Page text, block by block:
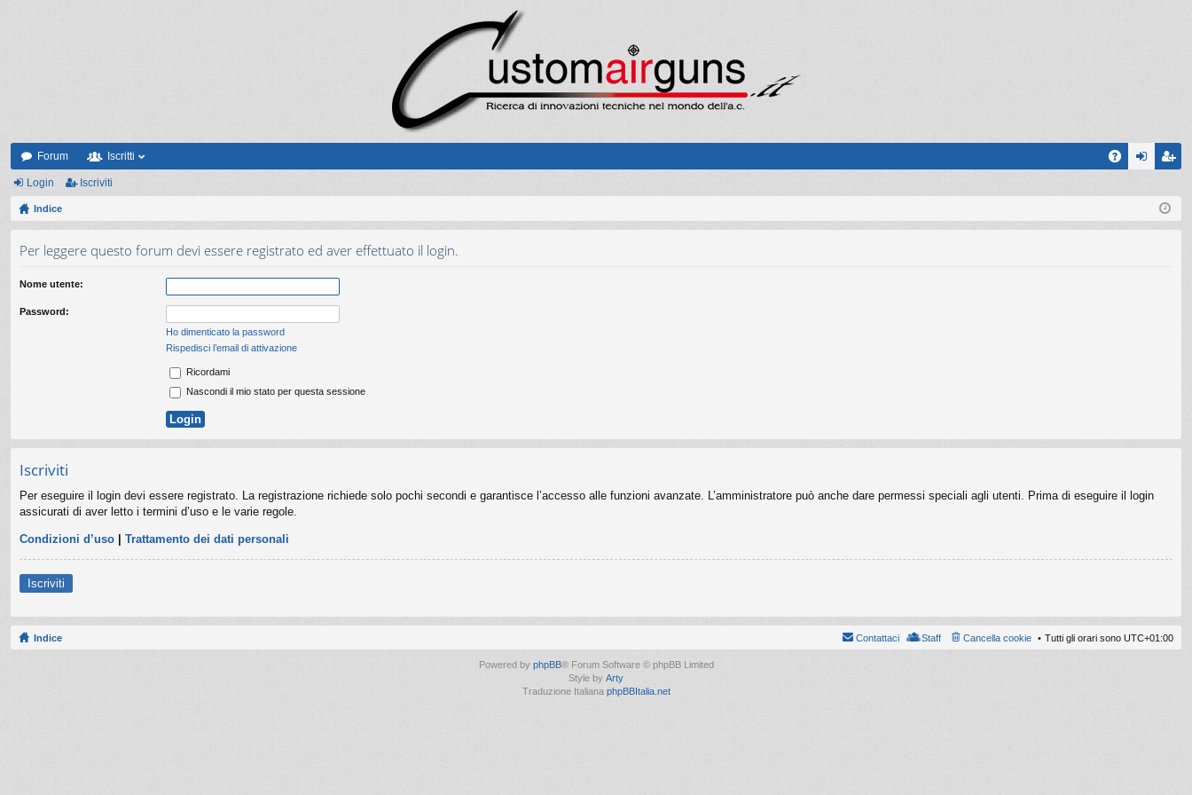
Forum Iscritti
riv
Login Iscriviti
Indice
Per leggere questo forum devi essere registrato ed aver effettuato il login.
Nome utente:
Password:
Ho dimenticato la password
Rispedisci l’email di attivazione
Ricordami
Nascondi il mio stato per questa sessione
Iscriviti
Per eseguire il login devi essere registrato. La registrazione richiede solo pochi secondi e garantisce l’accesso alle funzioni avanzate. L’amministratore può anche dare permessi speciali agli utenti. Prima di eseguire il login
assicurati di aver letto i termini d’uso e le varie regole.
Condizioni d’uso | Trattamento dei dati personali
Iscriviti
Indice Tutti gli orari sono UTC+01:00
Cancella cookie
Staff
Contattaci
Powered by phpBB® Forum Software © phpBB Limited
Style by Arty
Traduzione Italiana phpBBItalia.net